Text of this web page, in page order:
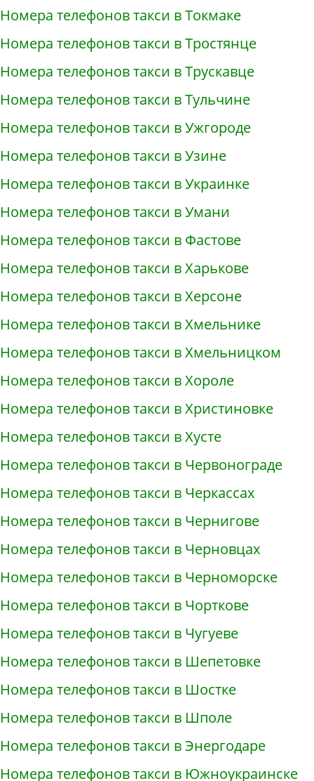
Номера телефонов такси в Токмаке
Номера телефонов такси в Тростянце
Номера телефонов такси в Трускавце
Номера телефонов такси в Тульчине
Номера телефонов такси в Ужгороде
Номера телефонов такси в Узине
Номера телефонов такси в Украинке
Номера телефонов такси в Умани
Номера телефонов такси в Фастове
Номера телефонов такси в Харькове
Номера телефонов такси в Херсоне
Номера телефонов такси в Хмельнике
Номера телефонов такси в Хмельницком
Номера телефонов такси в Хороле
Номера телефонов такси в Христиновке
Номера телефонов такси в Хусте
Номера телефонов такси в Червонограде
Номера телефонов такси в Черкассах
Номера телефонов такси в Чернигове
Номера телефонов такси в Черновцах
Номера телефонов такси в Черноморске
Номера телефонов такси в Чорткове
Номера телефонов такси в Чугуеве
Номера телефонов такси в Шепетовке
Номера телефонов такси в Шостке
Номера телефонов такси в Шполе
Номера телефонов такси в Энергодаре
Номера телефонов такси в Южноукраинске